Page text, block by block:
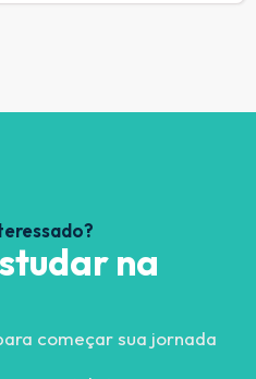
na
começar sua jornada